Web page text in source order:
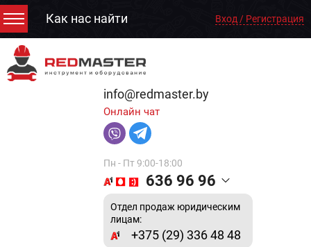
Как нас найти Вход / Регистрация
info@redmaster.by
Онлайн чат
Пн - Пт 9:00-18:00
636 96 96
Отдел продаж юридическим
лицам:
+375 (29) 336 48 48